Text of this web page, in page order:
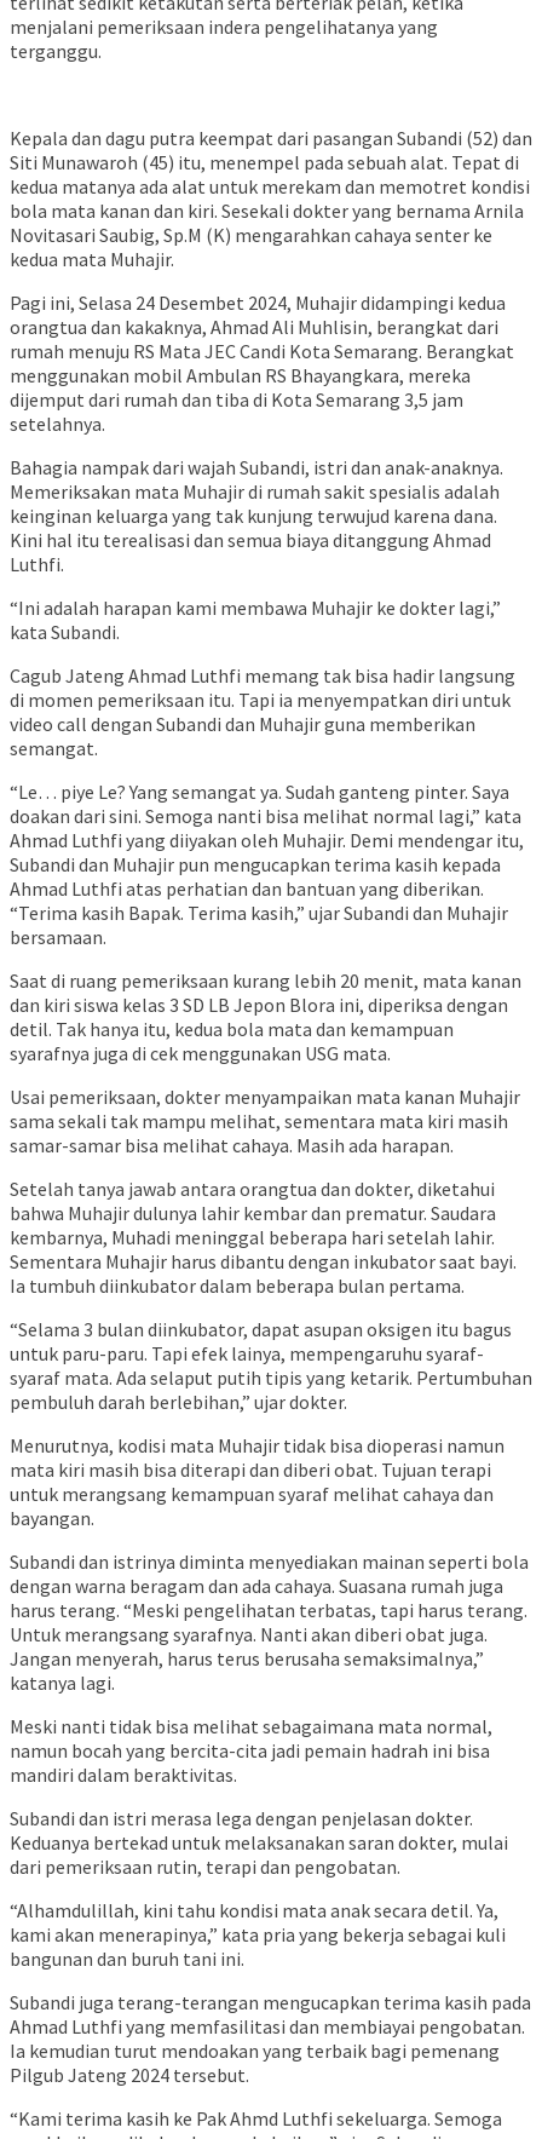
menjalani pemeriksaan indera pengelihatanya yang
terganggu.
Kepala dan dagu putra keempat dari pasangan Subandi (52) dan
Siti Munawaroh (45) itu, menempel pada sebuah alat. Tepat di
kedua matanya ada alat untuk merekam dan memotret kondisi
bola mata kanan dan kiri. Sesekali dokter yang bernama Arnila
Novitasari Saubig, Sp.M (K) mengarahkan cahaya senter ke
kedua mata Muhajir.
Pagi ini, Selasa 24 Desembet 2024, Muhajir didampingi kedua
orangtua dan kakaknya, Ahmad Ali Muhlisin, berangkat dari
rumah menuju RS Mata JEC Candi Kota Semarang. Berangkat
menggunakan mobil Ambulan RS Bhayangkara, mereka
dijemput dari rumah dan tiba di Kota Semarang 3,5 jam
setelahnya.
Bahagia nampak dari wajah Subandi, istri dan anak-anaknya.
Memeriksakan mata Muhajir di rumah sakit spesialis adalah
keinginan keluarga yang tak kunjung terwujud karena dana.
Kini hal itu terealisasi dan semua biaya ditanggung Ahmad
Luthfi.
“Ini adalah harapan kami membawa Muhajir ke dokter lagi,”
kata Subandi.
Cagub Jateng Ahmad Luthfi memang tak bisa hadir langsung
di momen pemeriksaan itu. Tapi ia menyempatkan diri untuk
video call dengan Subandi dan Muhajir guna memberikan
semangat.
“Le… piye Le? Yang semangat ya. Sudah ganteng pinter. Saya
doakan dari sini. Semoga nanti bisa melihat normal lagi,” kata
Ahmad Luthfi yang diiyakan oleh Muhajir. Demi mendengar itu,
Subandi dan Muhajir pun mengucapkan terima kasih kepada
Ahmad Luthfi atas perhatian dan bantuan yang diberikan.
“Terima kasih Bapak. Terima kasih,” ujar Subandi dan Muhajir
bersamaan.
Saat di ruang pemeriksaan kurang lebih 20 menit, mata kanan
dan kiri siswa kelas 3 SD LB Jepon Blora ini, diperiksa dengan
detil. Tak hanya itu, kedua bola mata dan kemampuan
syarafnya juga di cek menggunakan USG mata.
Usai pemeriksaan, dokter menyampaikan mata kanan Muhajir
sama sekali tak mampu melihat, sementara mata kiri masih
samar-samar bisa melihat cahaya. Masih ada harapan.
Setelah tanya jawab antara orangtua dan dokter, diketahui
bahwa Muhajir dulunya lahir kembar dan prematur. Saudara
kembarnya, Muhadi meninggal beberapa hari setelah lahir.
Sementara Muhajir harus dibantu dengan inkubator saat bayi.
Ia tumbuh diinkubator dalam beberapa bulan pertama.
“Selama 3 bulan diinkubator, dapat asupan oksigen itu bagus
untuk paru-paru. Tapi efek lainya, mempengaruhu syaraf-
syaraf mata. Ada selaput putih tipis yang ketarik. Pertumbuhan
pembuluh darah berlebihan,” ujar dokter.
Menurutnya, kodisi mata Muhajir tidak bisa dioperasi namun
mata kiri masih bisa diterapi dan diberi obat. Tujuan terapi
untuk merangsang kemampuan syaraf melihat cahaya dan
bayangan.
Subandi dan istrinya diminta menyediakan mainan seperti bola
dengan warna beragam dan ada cahaya. Suasana rumah juga
harus terang. “Meski pengelihatan terbatas, tapi harus terang.
Untuk merangsang syarafnya. Nanti akan diberi obat juga.
Jangan menyerah, harus terus berusaha semaksimalnya,”
katanya lagi.
Meski nanti tidak bisa melihat sebagaimana mata normal,
namun bocah yang bercita-cita jadi pemain hadrah ini bisa
mandiri dalam beraktivitas.
Subandi dan istri merasa lega dengan penjelasan dokter.
Keduanya bertekad untuk melaksanakan saran dokter, mulai
dari pemeriksaan rutin, terapi dan pengobatan.
“Alhamdulillah, kini tahu kondisi mata anak secara detil. Ya,
kami akan menerapinya,” kata pria yang bekerja sebagai kuli
bangunan dan buruh tani ini.
Subandi juga terang-terangan mengucapkan terima kasih pada
Ahmad Luthfi yang memfasilitasi dan membiayai pengobatan.
Ia kemudian turut mendoakan yang terbaik bagi pemenang
Pilgub Jateng 2024 tersebut.
“Kami terima kasih ke Pak Ahmd Luthfi sekeluarga. Semoga